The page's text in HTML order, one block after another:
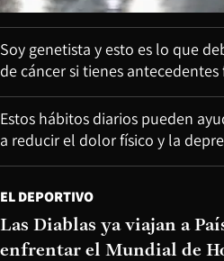
Soy genetista y esto es lo que
de cáncer si tienes
Estos hábitos diarios pueden
a reducir el dolor físico y la
EL DEPORTIVO
Las Diablas ya viajan a
enfrentar el Mundial de